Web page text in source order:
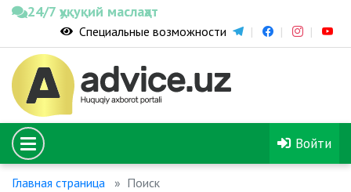
24/7 ҳуқуқий маслаҳат
Специальные возможности
Войти
Главная страница Поиск